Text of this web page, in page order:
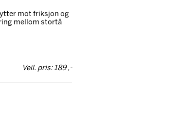
mot friksjon og
mellom stortå
Veil. pris: 189 ,-